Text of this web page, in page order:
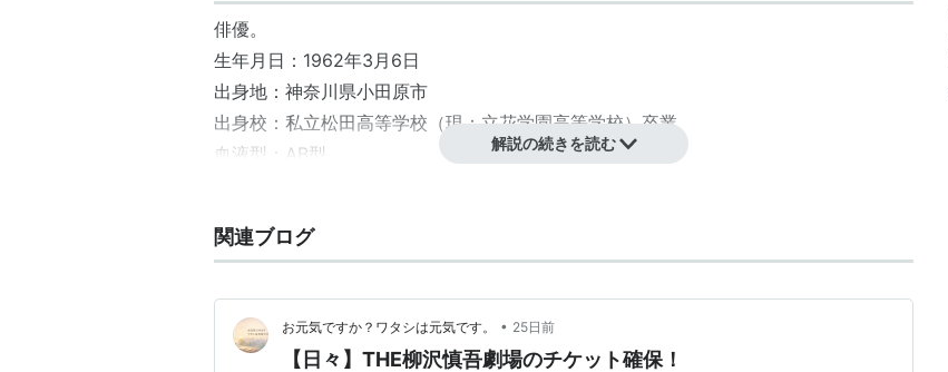
俳優。
生年月日：1962年3月6日
出身地：神奈川県小田原市
出身校：私立松田高等学校（現：立花学園高等学校）卒業
血液型：AB型
TBSドラマ「ふぞろいの林檎たち」で三流大学に通う大学生を演じ注目された。
バラエティ番組でも活躍。高校野球に詳しい事から、甲子園ネタを得意としている。過
去に、彼のネタの集大成として「柳沢信吾のクライマックス甲子園」がリリースされ
た。他の持ちネタとして「警視庁24時」があり、小道具として包装用セロファン付きの
解説の続きを読む
関連ブログ
お元気ですか？ワタシは元気です。 • 25日前
【日々】THE柳沢慎吾劇場のチケット確保！